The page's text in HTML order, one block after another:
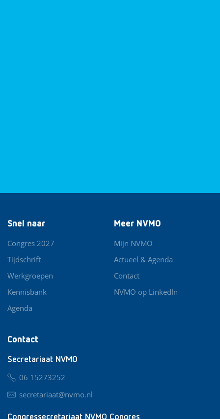
Contact
Secretariaat NVMO
06 15273252
secretariaat@nvmo.nl
Congressecretariaat NVMO Congres
Snel naar
Congres 2027
Tijdschrift
Werkgroepen
Kennisbank
Agenda
Meer NVMO
Mijn NVMO
Actueel & Agenda
Contact
NVMO op LinkedIn